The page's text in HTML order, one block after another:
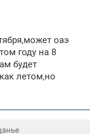
оаэ
году на 8
будет
летом,но